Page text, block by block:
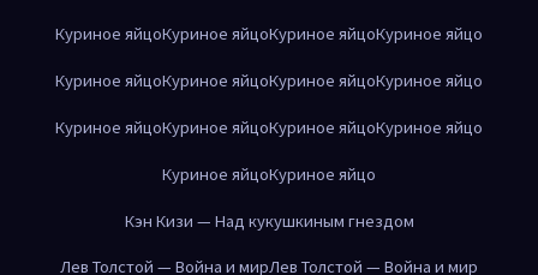
Куриное яйцоКуриное яйцоКуриное яйцоКуриное яйцо
Куриное яйцоКуриное яйцоКуриное яйцоКуриное яйцо
Куриное яйцоКуриное яйцоКуриное яйцоКуриное яйцо
Куриное яйцоКуриное яйцо
Кэн Кизи — Над кукушкиным гнездом
Лев Толстой — Война и мирЛев Толстой — Война и мир